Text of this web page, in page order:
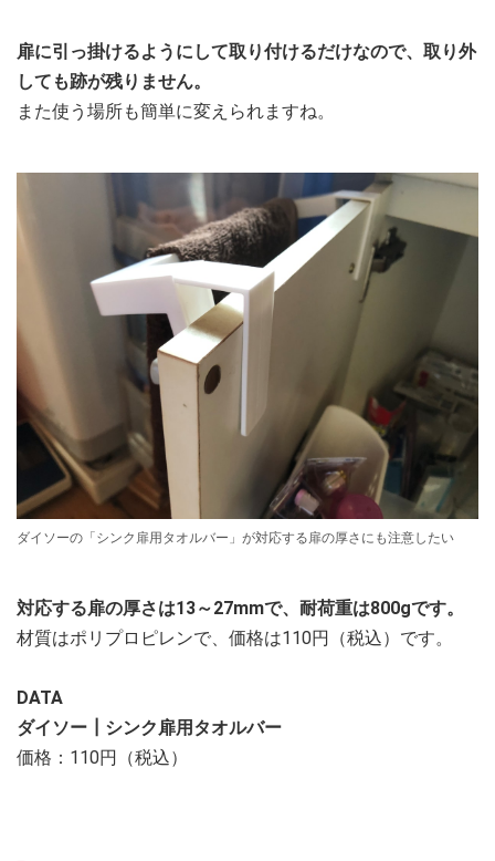
扉に引っ掛けるようにして取り付けるだけなので、取り外
しても跡が残りません。
また使う場所も簡単に変えられますね。
ダイソーの「シンク扉用タオルバー」が対応する扉の厚さにも注意したい
対応する扉の厚さは13～27mmで、耐荷重は800gです。
材質はポリプロピレンで、価格は110円（税込）です。
DATA
ダイソー┃シンク扉用タオルバー
価格：110円（税込）